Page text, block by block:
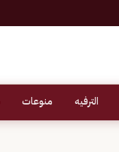
الترفيه منوعات